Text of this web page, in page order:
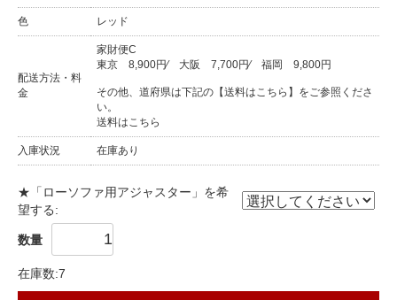
色 レッド
配送方法・料
金
家財便C
東京
8,900円⁄ 大阪 7,700円⁄ 福岡 9,800円
その他、道府県は下記の【送料はこちら】をご参照くださ
い。
送料はこちら
入庫状況 在庫あり
★「ローソファ用アジャスター」を希
望する:
数量
在庫数:7